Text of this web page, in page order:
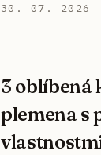
30. 07. 2026
3 oblíbená
plemena s